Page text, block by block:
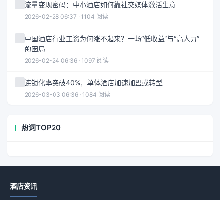
流量变现密码：中小酒店如何靠社交媒体激活生意
2026-02-28 06:37 · 1104 阅读
中国酒店行业工资为何涨不起来？一场“低收益”与“高人力”
的困局
2026-02-24 06:36 · 1097 阅读
连锁化率突破40%，单体酒店加速加盟或转型
2026-03-03 06:36 · 1084 阅读
热词TOP20
酒店资讯